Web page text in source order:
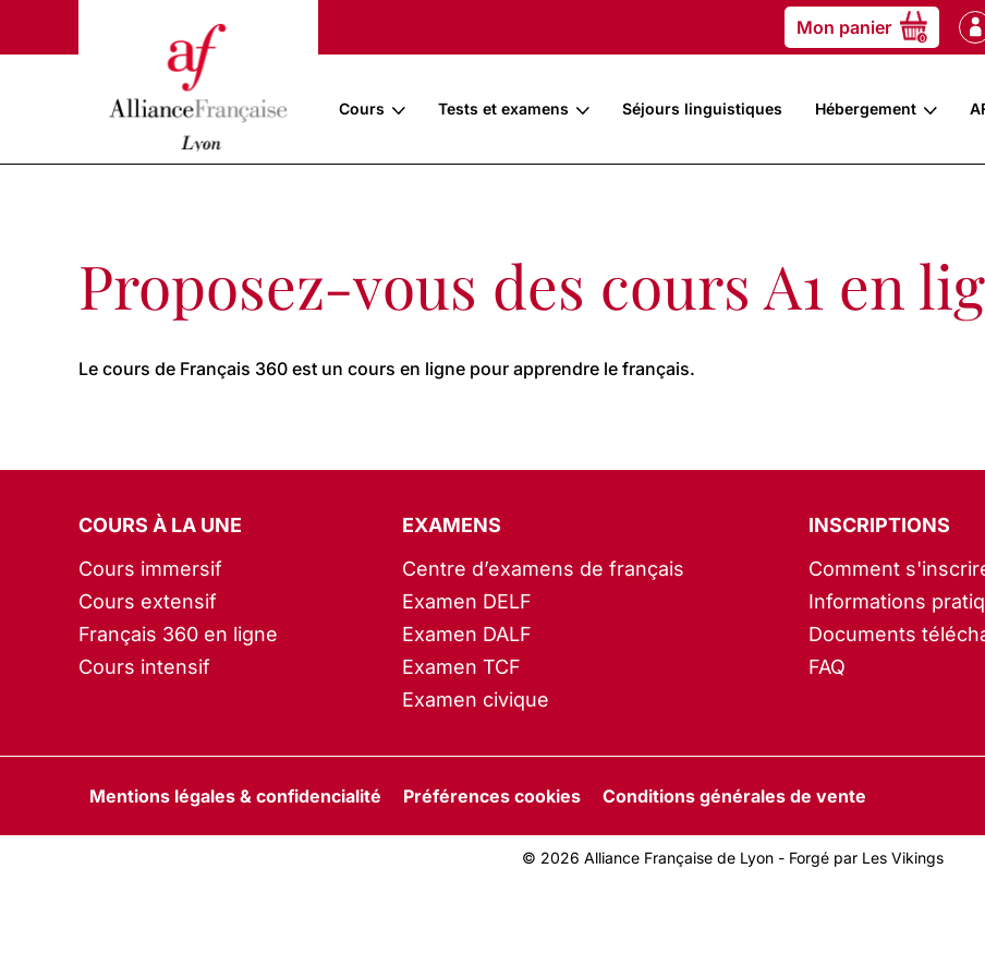
Mon panier 0
Cours Tests et examens Séjours linguistiques Hébergement
Proposez-vous des cours A1 en
Le cours de Français 360 est un cours en ligne pour apprendre le français.
COURS À LA UNE
Cours immersif
Cours extensif
Français 360 en ligne
Cours intensif
EXAMENS
Centre d’examens de français
Examen DELF
Examen DALF
Examen TCF
Examen civique
INSCRIPTIONS
Comment
Informations
Documents
FAQ
Mentions légales & confidencialité Préférences cookies Conditions générales de vente
© 2026 Alliance Française de Lyon - Forgé par Les Vikings